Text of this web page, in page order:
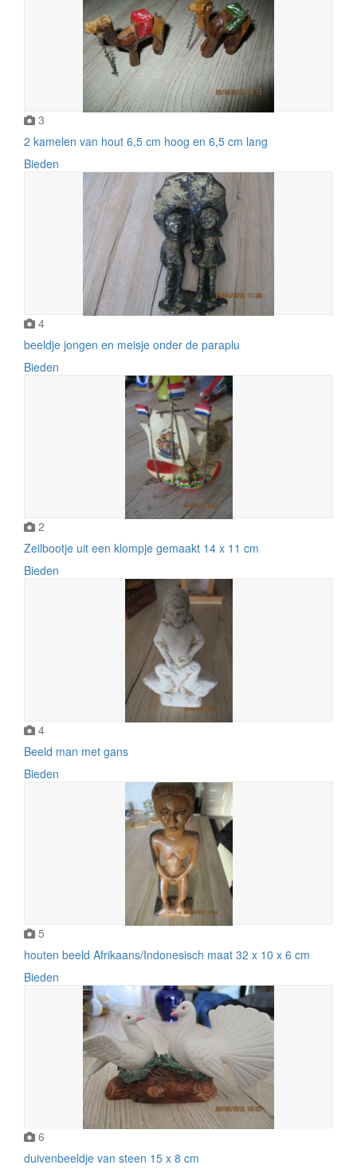
3
2 kamelen van hout 6,5 cm hoog en 6,5 cm lang
Bieden
4
beeldje jongen en meisje onder de paraplu
Bieden
2
Zeilbootje uit een klompje gemaakt 14 x 11 cm
Bieden
4
Beeld man met gans
Bieden
5
houten beeld Afrikaans/Indonesisch maat 32 x 10 x 6 cm
Bieden
6
duivenbeeldje van steen 15 x 8 cm